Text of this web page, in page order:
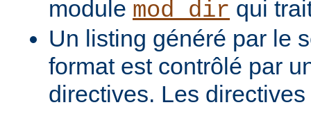
module mod_dir qui
Un listing généré par le
format est contrôlé par
directives. Les directives